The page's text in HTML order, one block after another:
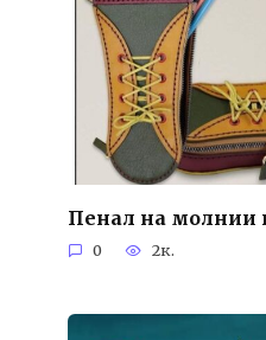
Пенал на молнии
0 2к.